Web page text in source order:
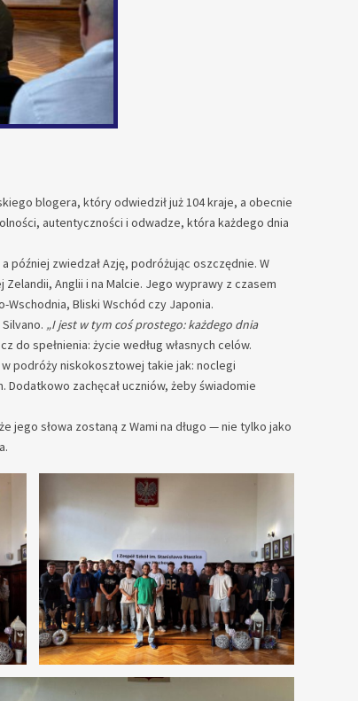
blogera, który odwiedził już 104 kraje, a obecnie
autentyczności i odwadze, która każdego dnia
później zwiedzał Azję, podróżując oszczędnie. W
Anglii i na Malcie. Jego wyprawy z czasem
Wschodnia, Bliski Wschód czy Japonia.
„I jest w tym coś prostego: każdego dnia
do spełnienia: życie według własnych celów.
podróży niskokosztowej takie jak: noclegi
zachęcał uczniów, żeby świadomie
jego słowa zostaną z Wami na długo — nie tylko jako